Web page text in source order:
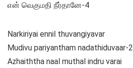
என் வெகுமதி நீர்தானே-4
Narkiriyai ennil thuvangiyavar
Mudivu pariyantham nadathiduvaar-2
Azhaiththa naal muthal indru varai